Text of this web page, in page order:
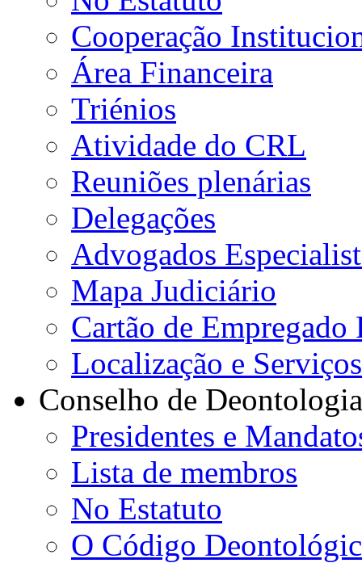
Cooperação
Área Financeira
Triénios
Atividade do CRL
Reuniões plenárias
Delegações
Advogados
Mapa Judiciário
Cartão de Empregado
Localização e
Conselho de Deontologia
Presidentes e
Lista de membros
No Estatuto
O Código